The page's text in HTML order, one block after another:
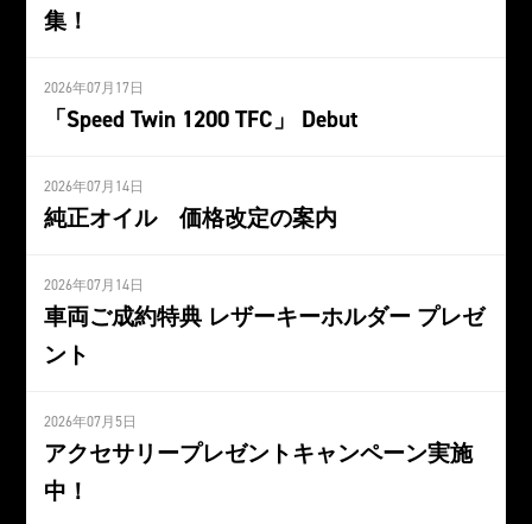
集！
2026年07月17日
「Speed Twin 1200 TFC」 Debut
2026年07月14日
純正オイル 価格改定の案内
2026年07月14日
車両ご成約特典 レザーキーホルダー プレゼ
ント
2026年07月5日
アクセサリープレゼントキャンペーン実施
中！